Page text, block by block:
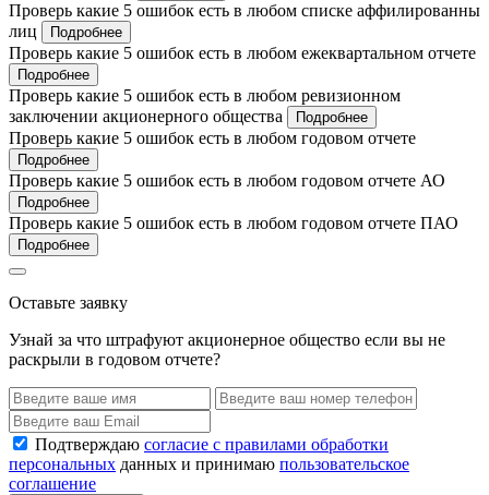
Проверь какие 5 ошибок есть в любом списке аффилированны
лиц
Подробнее
Проверь какие 5 ошибок есть в любом ежеквартальном отчете
Подробнее
Проверь какие 5 ошибок есть в любом ревизионном
заключении акционерного общества
Подробнее
Проверь какие 5 ошибок есть в любом годовом отчете
Подробнее
Проверь какие 5 ошибок есть в любом годовом отчете АО
Подробнее
Проверь какие 5 ошибок есть в любом годовом отчете ПАО
Подробнее
Оставьте заявку
Узнай за что штрафуют акционерное общество если вы не
раскрыли в годовом отчете?
Подтверждаю согласие с правилами обработки
персональных данных и принимаю пользовательское
соглашение